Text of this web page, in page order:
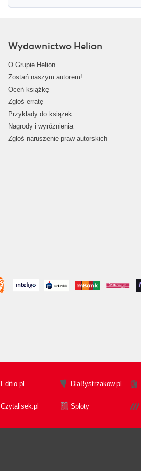
Wydawnictwo Helion
O Grupie Helion
Zostań naszym autorem!
Oceń książkę
Zgłoś erratę
Przykłady do książek
Nagrody i wyróżnienia
Zgłoś naruszenie praw autorskich
Editio.pl DlaBystrzakow.pl
Czytalisek.pl Sploty